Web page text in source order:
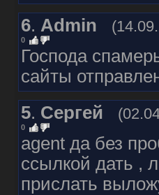
6. Admin
0
Господа
сайты
5. Сергей
0
agent да без
ссылкой дать ,
прислать